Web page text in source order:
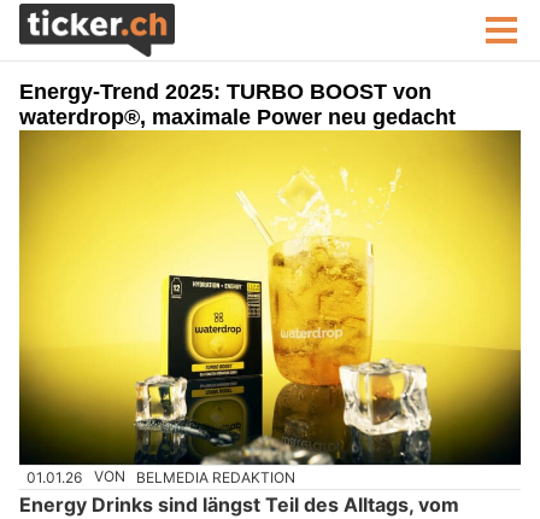
Energy-Trend 2025: TURBO BOOST von
waterdrop®, maximale Power neu gedacht
01.01.26 VON BELMEDIA REDAKTION
Energy Drinks sind längst Teil des Alltags, vom